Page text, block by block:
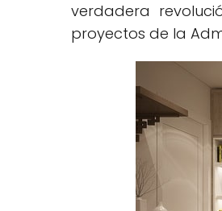
verdadera
proyectos de la